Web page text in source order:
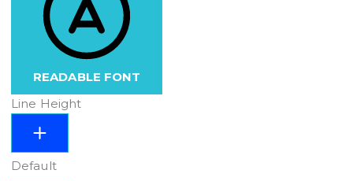
READABLE FONT
Line Height
Default